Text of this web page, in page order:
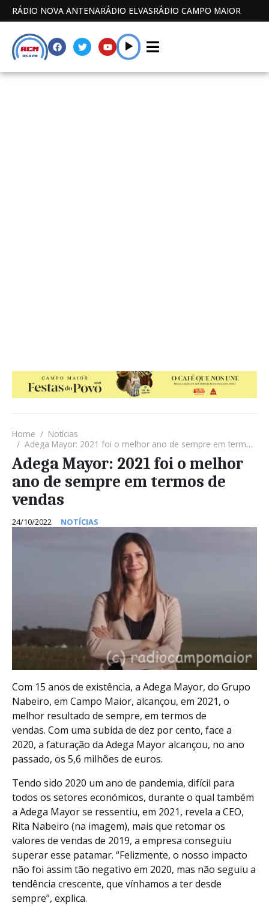
RÁDIO NOVA ANTENARÁDIO ELVASRÁDIO CAMPO MAIOR
Home
Notícias
Adega Mayor: 2021 foi o melhor ano de sempre em termos de vendas
Adega Mayor: 2021 foi o melhor
ano de sempre em termos de
vendas
24/10/2022 NOTÍCIAS
Com 15 anos de existência, a Adega Mayor, do Grupo
Nabeiro, em Campo Maior, alcançou, em 2021, o
melhor resultado de sempre, em termos de
vendas. Com uma subida de dez por cento, face a
2020, a faturação da Adega Mayor alcançou, no ano
passado, os 5,6 milhões de euros.
Tendo sido 2020 um ano de pandemia, difícil para
todos os setores económicos, durante o qual também
a Adega Mayor se ressentiu, em 2021, revela a CEO,
Rita Nabeiro (na imagem), mais que retomar os
valores de vendas de 2019, a empresa conseguiu
superar esse patamar. “Felizmente, o nosso impacto
não foi assim tão negativo em 2020, mas não seguiu a
tendência crescente, que vínhamos a ter desde
sempre”, explica.